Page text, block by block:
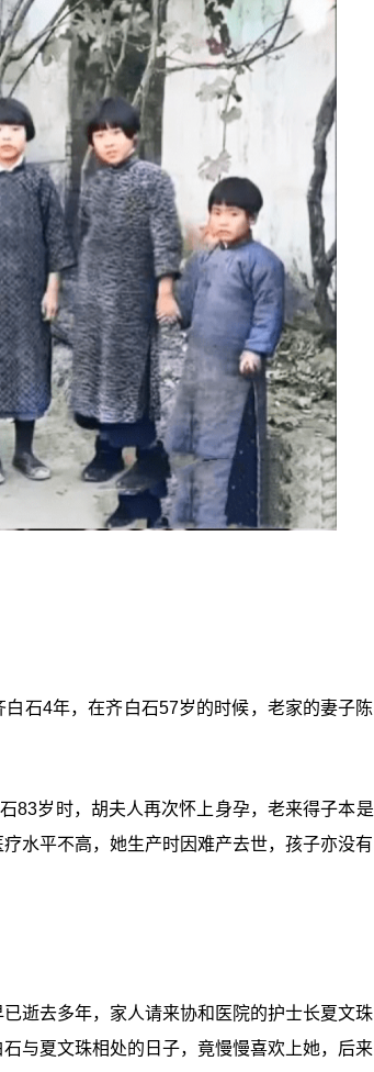
石4年，在齐白石57岁的时候，老家的妻子陈
83岁时，胡夫人再次怀上身孕，老来得子本是
水平不高，她生产时因难产去世，孩子亦没有
逝去多年，家人请来协和医院的护士长夏文珠
与夏文珠相处的日子，竟慢慢喜欢上她，后来